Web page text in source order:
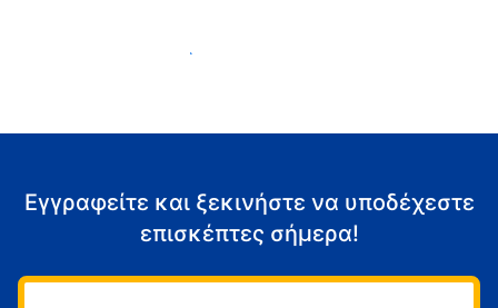
Αρχίστε να υποδέχεστε επισκέπτες
Εγγραφείτε και ξεκινήστε να υποδέχεστε
επισκέπτες σήμερα!